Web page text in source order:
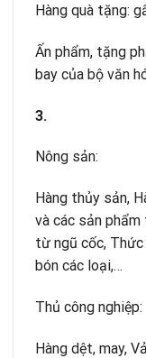
Hàng quà tặng:
Ấn phẩm, tặng
bay của bộ văn
3.
Nông sản:
Hàng thủy sản,
và các sản phẩm
từ ngũ cốc, Thức
bón các loại,…
Thủ công nghiệp:
Hàng dệt, may,